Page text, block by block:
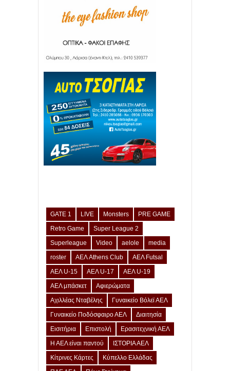
GATE 1 LIVE Monsters
PRE GAME
Retro Game
Super League 2
Superleague
Video aelole
media
roster
ΑΕΛ Athens Club
ΑΕΛ Futsal
ΑΕΛ U-15
ΑΕΛ U-17
ΑΕΛ U-19
ΑΕΛ μπάσκετ
Αφιερώματα
Αχιλλέας Νταβέλης
Γυναικείο Βόλεϊ ΑΕΛ
Γυναικείο Ποδόσφαιρο ΑΕΛ
Διαιτησία
Εισιτήρια
Επιστολή
Ερασιτεχνική ΑΕΛ
Η ΑΕΛ είναι παντού
ΙΣΤΟΡΙΑ ΑΕΛ
Κίτρινες Κάρτες
Κύπελλο Ελλάδας